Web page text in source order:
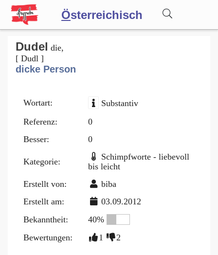
Österreichisch
Wörterbuch
Forum
Blog
Dudel die,
[ Dudl ]
dicke Person
Wortart:
Substantiv
Referenz:
0
Besser:
0
Kategorie:
Schimpfworte - liebevoll
bis leicht
Erstellt von:
biba
Erstellt am:
03.09.2012
Bekanntheit:
40%
Bewertungen:
1 2